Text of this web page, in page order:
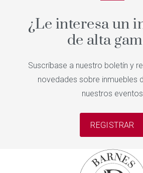
¿Le interesa un
de alta
Suscríbase a nuestro boletín y
novedades sobre inmuebles
nuestros eventos
REGISTRAR